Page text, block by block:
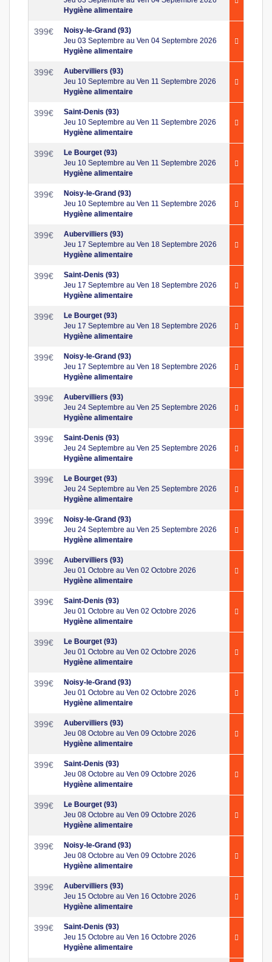
Hygiène alimentaire
399€
Noisy-le-Grand (93)
Jeu 03 Septembre au Ven 04 Septembre 2026
Hygiène alimentaire
399€
Aubervilliers (93)
Jeu 10 Septembre au Ven 11 Septembre 2026
Hygiène alimentaire
399€
Saint-Denis (93)
Jeu 10 Septembre au Ven 11 Septembre 2026
Hygiène alimentaire
399€
Le Bourget (93)
Jeu 10 Septembre au Ven 11 Septembre 2026
Hygiène alimentaire
399€
Noisy-le-Grand (93)
Jeu 10 Septembre au Ven 11 Septembre 2026
Hygiène alimentaire
399€
Aubervilliers (93)
Jeu 17 Septembre au Ven 18 Septembre 2026
Hygiène alimentaire
399€
Saint-Denis (93)
Jeu 17 Septembre au Ven 18 Septembre 2026
Hygiène alimentaire
399€
Le Bourget (93)
Jeu 17 Septembre au Ven 18 Septembre 2026
Hygiène alimentaire
399€
Noisy-le-Grand (93)
Jeu 17 Septembre au Ven 18 Septembre 2026
Hygiène alimentaire
399€
Aubervilliers (93)
Jeu 24 Septembre au Ven 25 Septembre 2026
Hygiène alimentaire
399€
Saint-Denis (93)
Jeu 24 Septembre au Ven 25 Septembre 2026
Hygiène alimentaire
399€
Le Bourget (93)
Jeu 24 Septembre au Ven 25 Septembre 2026
Hygiène alimentaire
399€
Noisy-le-Grand (93)
Jeu 24 Septembre au Ven 25 Septembre 2026
Hygiène alimentaire
399€
Aubervilliers (93)
Jeu 01 Octobre au Ven 02 Octobre 2026
Hygiène alimentaire
399€
Saint-Denis (93)
Jeu 01 Octobre au Ven 02 Octobre 2026
Hygiène alimentaire
399€
Le Bourget (93)
Jeu 01 Octobre au Ven 02 Octobre 2026
Hygiène alimentaire
399€
Noisy-le-Grand (93)
Jeu 01 Octobre au Ven 02 Octobre 2026
Hygiène alimentaire
399€
Aubervilliers (93)
Jeu 08 Octobre au Ven 09 Octobre 2026
Hygiène alimentaire
399€
Saint-Denis (93)
Jeu 08 Octobre au Ven 09 Octobre 2026
Hygiène alimentaire
399€
Le Bourget (93)
Jeu 08 Octobre au Ven 09 Octobre 2026
Hygiène alimentaire
399€
Noisy-le-Grand (93)
Jeu 08 Octobre au Ven 09 Octobre 2026
Hygiène alimentaire
399€
Aubervilliers (93)
Jeu 15 Octobre au Ven 16 Octobre 2026
Hygiène alimentaire
399€
Saint-Denis (93)
Jeu 15 Octobre au Ven 16 Octobre 2026
Hygiène alimentaire